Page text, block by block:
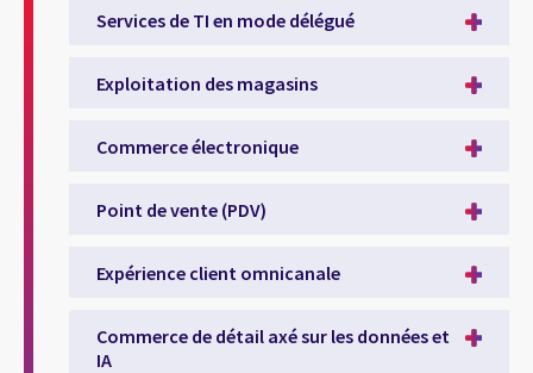
Services de TI en mode délégué
Exploitation des magasins
Commerce électronique
Point de vente (PDV)
Expérience client omnicanale
Commerce de détail axé sur les données et
IA